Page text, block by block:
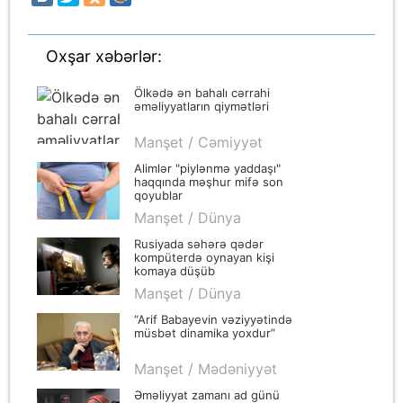
Oxşar xəbərlər:
Ölkədə ən bahalı cərrahi
əməliyyatların qiymətləri
Manşet / Cəmiyyət
Alimlər "piylənmə yaddaşı"
haqqında məşhur mifə son
qoyublar
Manşet / Dünya
Rusiyada səhərə qədər
kompüterdə oynayan kişi
komaya düşüb
Manşet / Dünya
“Arif Babayevin vəziyyətində
müsbət dinamika yoxdur”
Manşet / Mədəniyyət
Əməliyyat zamanı ad günü